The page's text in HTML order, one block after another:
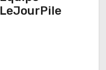
LeJourPile